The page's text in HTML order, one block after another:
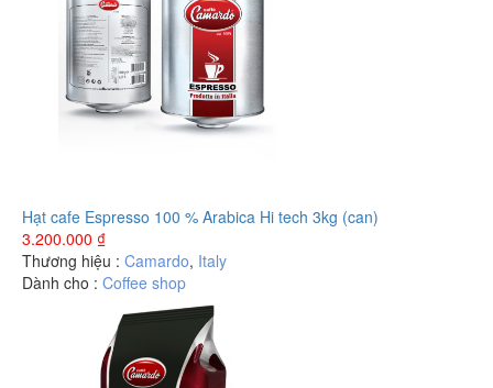
Hạt cafe Espresso 100 % Arabica Hi tech 3kg (can)
3.200.000 ₫
Thương hiệu : Camardo, Italy
Dành cho : Coffee shop